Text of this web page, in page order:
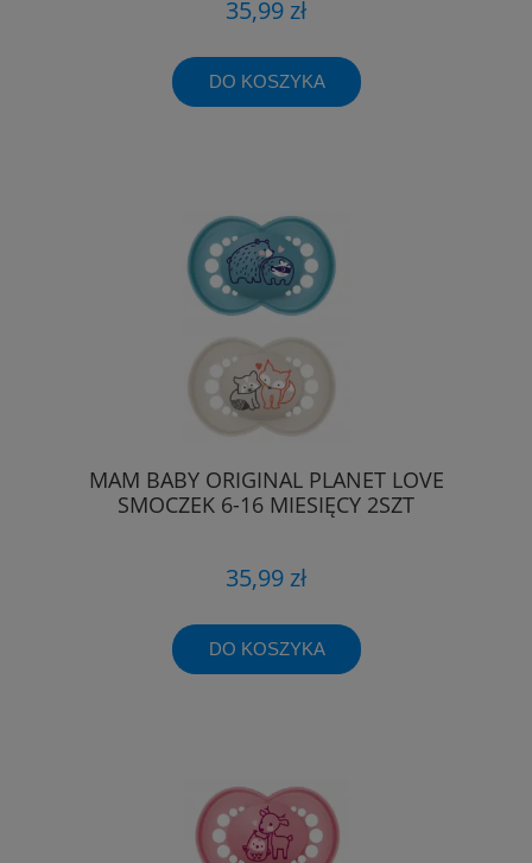
35,99 zł
DO KOSZYKA
MAM BABY ORIGINAL PLANET LOVE
SMOCZEK 6-16 MIESIĘCY 2SZT
35,99 zł
DO KOSZYKA